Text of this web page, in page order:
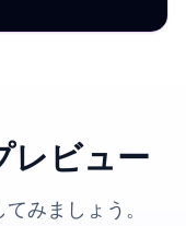
レビュー
みましょう。